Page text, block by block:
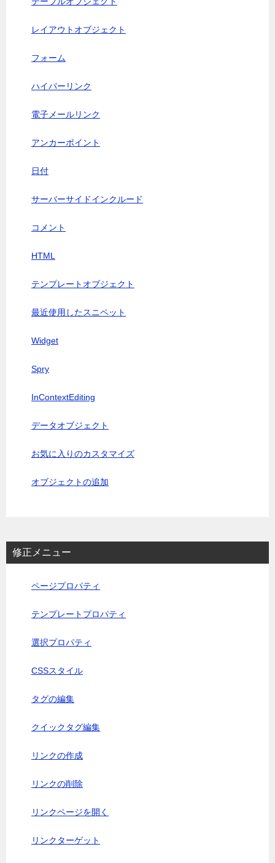
レイアウトオブジェクト
フォーム
ハイパーリンク
電子メールリンク
アンカーポイント
日付
サーバーサイドインクルード
コメント
HTML
テンプレートオブジェクト
最近使用したスニペット
Widget
Spry
InContextEditing
データオブジェクト
お気に入りのカスタマイズ
オブジェクトの追加
修正メニュー
ページプロパティ
テンプレートプロパティ
選択プロパティ
CSSスタイル
タグの編集
クイックタグ編集
リンクの作成
リンクの削除
リンクページを開く
リンクターゲット